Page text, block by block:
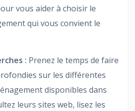
vous aider à choisir le
qui vous convient le
: Prenez le temps de faire
sur les différentes
disponibles dans
leurs sites web, lisez les